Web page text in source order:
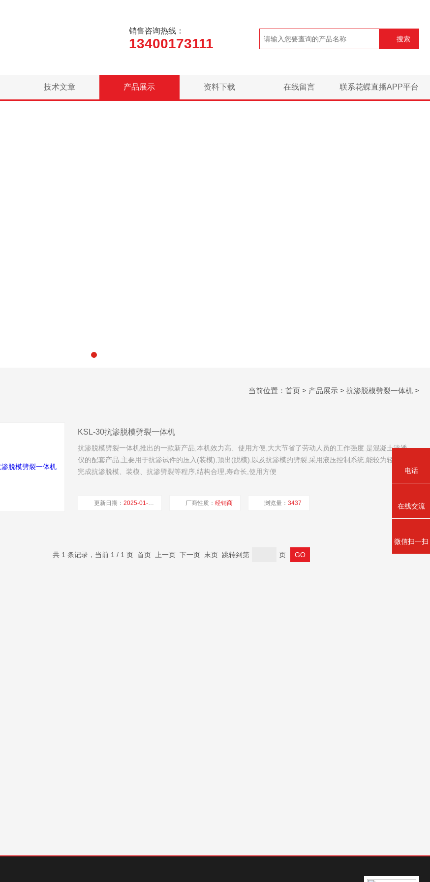
销售咨询热线：
13400173111 搜索
技术文章 产品展示 资料下载 在线留言 联系花蝶直播APP平台
当前位置： 首页 > 产品展示 > 抗渗脱模劈裂一体机 >
KSL-30抗渗脱模劈裂一体机
抗渗脱模劈裂一体机推出的一款新产品,本机效力高、使用方便,大大节省了劳动人员的工作强度.是混凝土渗透
仪的配套产品,主要用于抗渗试件的压入(装模),顶出(脱模),以及抗渗模的劈裂,采用液压控制系统,能较为轻便的
完成抗渗脱模、装模、抗渗劈裂等程序,结构合理,寿命长,使用方便
更新日期：2025-01-17 厂商性质：经销商 浏览量：3437
共 1 条记录，当前 1 / 1 页 首页 上一页 下一页 末页 跳转到第 页
电话
在线交流
微信扫一扫